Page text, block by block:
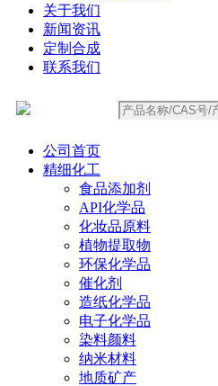
关于我们
新闻资讯
定制合成
联系我们
公司首页
精细化工
食品添加剂
API化学品
化妆品原料
植物提取物
环保化学品
催化剂
造纸化学品
电子化学品
染料颜料
纳米材料
地质矿产